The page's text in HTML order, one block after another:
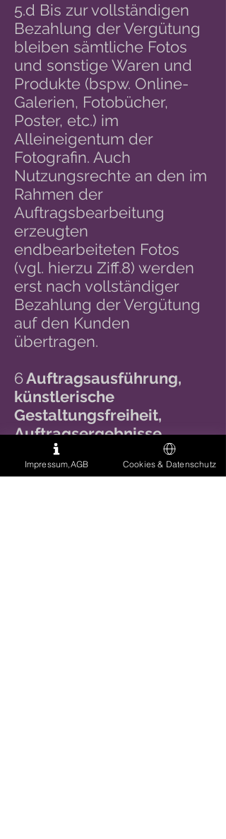
5.d Bis zur vollständigen
Bezahlung der Vergütung
bleiben sämtliche Fotos
und sonstige Waren und
Produkte (bspw. Online-
Galerien, Fotobücher,
Poster, etc.) im
Alleineigentum der
Fotografin. Auch
Nutzungsrechte an den im
Rahmen der
Auftragsbearbeitung
erzeugten
endbearbeiteten Fotos
(vgl. hierzu Ziff.8) werden
erst nach vollständiger
Bezahlung der Vergütung
auf den Kunden
übertragen.
6Auftragsausführung,
künstlerische
Gestaltungsfreiheit,
Auftragsergebnisse
6.a Fotos, die Bearbeitung
Impressum,AGB Cookies & Datenschutz